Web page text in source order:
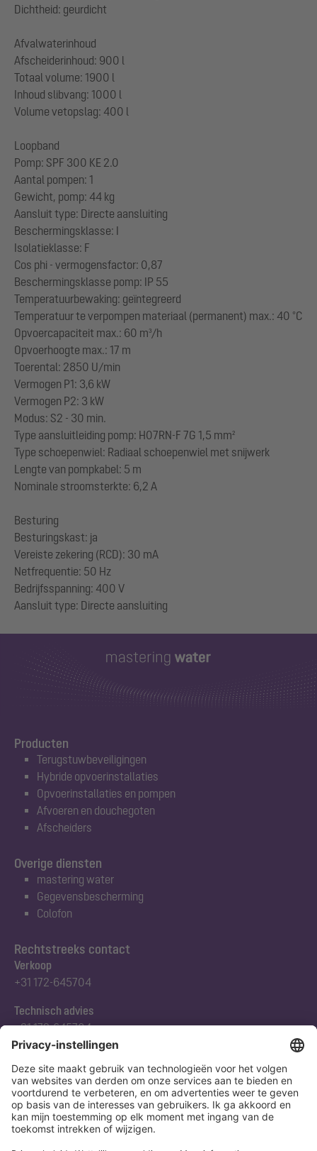
Dichtheid: geurdicht
Afvalwaterinhoud
Afscheiderinhoud: 900 l
Totaal volume: 1900 l
Inhoud slibvang: 1000 l
Volume vetopslag: 400 l
Loopband
Pomp: SPF 300 KE 2.0
Aantal pompen: 1
Gewicht, pomp: 44 kg
Aansluit type: Directe aansluiting
Beschermingsklasse: I
Isolatieklasse: F
Cos phi - vermogensfactor: 0,87
Beschermingsklasse pomp: IP 55
Temperatuurbewaking: geïntegreerd
Temperatuur te verpompen materiaal (permanent) max.: 40 °C
Opvoercapaciteit max.: 60 m³/h
Opvoerhoogte max.: 17 m
Toerental: 2850 U/min
Vermogen P1: 3,6 kW
Vermogen P2: 3 kW
Modus: S2 - 30 min.
Type aansluitleiding pomp: H07RN-F 7G 1,5 mm²
Type schoepenwiel: Radiaal schoepenwiel met snijwerk
Lengte van pompkabel: 5 m
Nominale stroomsterkte: 6,2 A
Besturing
Besturingskast: ja
Vereiste zekering (RCD): 30 mA
Netfrequentie: 50 Hz
Bedrijfsspanning: 400 V
Producten
Terugstuwbeveiligingen
Hybride opvoerinstallaties
Opvoerinstallaties en pompen
Afvoeren en douchegoten
Afscheiders
Rechtstreeks contact
Verkoop
+31 172-645704
Technisch advies
+31 172-645704
Abonneert u zich op onze nieuwsbrief
Nu aanmelden
Overige diensten
mastering water
Gegevensbescherming
Colofon